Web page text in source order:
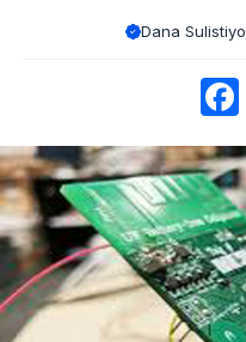
Dana Sulistiyo